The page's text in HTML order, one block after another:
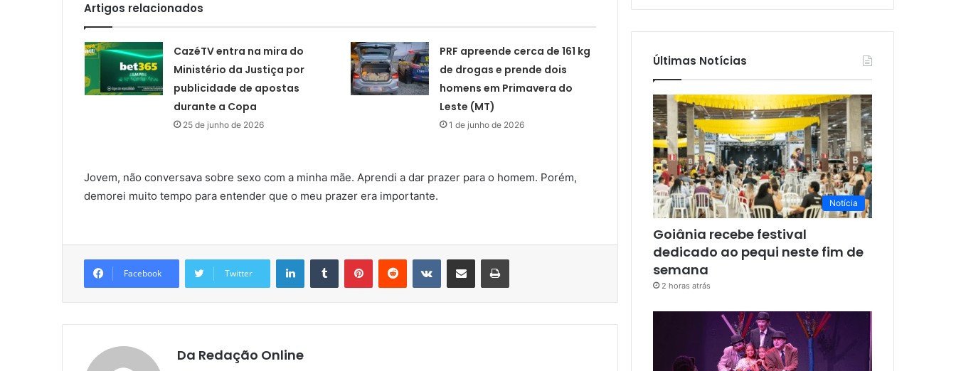
Artigos relacionados
CazéTV entra na mira do
Ministério da Justiça por
publicidade de apostas
durante a Copa
25 de junho de 2026
PRF apreende cerca de 161 kg
de drogas e prende dois
homens em Primavera do
Leste (MT)
1 de junho de 2026
Jovem, não conversava sobre sexo com a minha mãe. Aprendi a dar prazer para o homem. Porém,
demorei muito tempo para entender que o meu prazer era importante.
Facebook Twitter
LinkedinTumblr PinterestReddit VK Compartilhar via e-mail Imprimir
Da Redação Online
Últimas Notícias
Notícia
Goiânia recebe festival
dedicado ao pequi neste fim de
semana
2 horas atrás